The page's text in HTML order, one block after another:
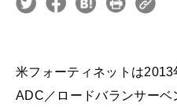
米フォーティネットは2013
ADC／ロードバランサー